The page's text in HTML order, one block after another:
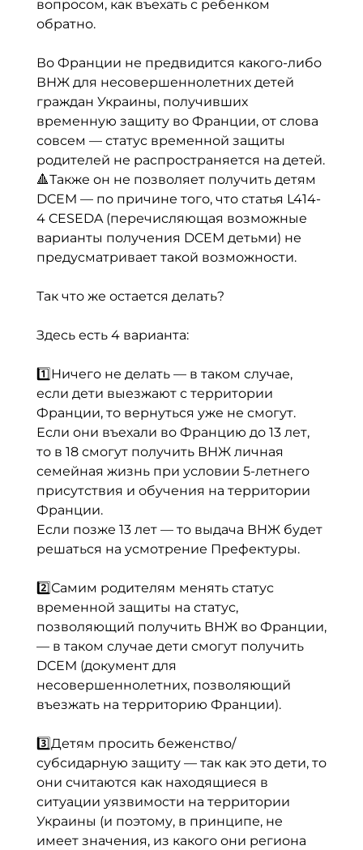
вопросом, как въехать с ребенком
обратно.
Во Франции не предвидится какого-либо
ВНЖ для несовершеннолетних детей
граждан Украины, получивших
временную защиту во Франции, от слова
совсем — статус временной защиты
родителей не распространяется на детей.
🔺Также он не позволяет получить детям
DCEM — по причине того, что статья L414-
4 CESEDA(перечисляющая возможные
варианты получения DCEM детьми) не
предусматривает такой возможности.
Так что же остается делать?
Здесь есть 4 варианта:
1️⃣Ничего не делать — в таком случае,
если дети выезжают с территории
Франции, то вернуться уже не смогут.
Если они въехали во Францию до 13 лет,
то в 18 смогут получить ВНЖ личная
семейная жизнь при условии 5-летнего
присутствия и обучения на территории
Франции.
Если позже 13 лет — то выдача ВНЖ будет
решаться на усмотрение Префектуры.
2️⃣Самим родителям менять статус
временной защиты на статус,
позволяющий получить ВНЖ во Франции,
— в таком случае дети смогут получить
DCEM (документ для
несовершеннолетних, позволяющий
въезжать на территорию Франции).
3️⃣Детям просить беженство/
субсидарную защиту — так как это дети, то
они считаются как находящиеся в
ситуации уязвимости на территории
Украины (и поэтому, в принципе, не
имеет значения, из какого они региона